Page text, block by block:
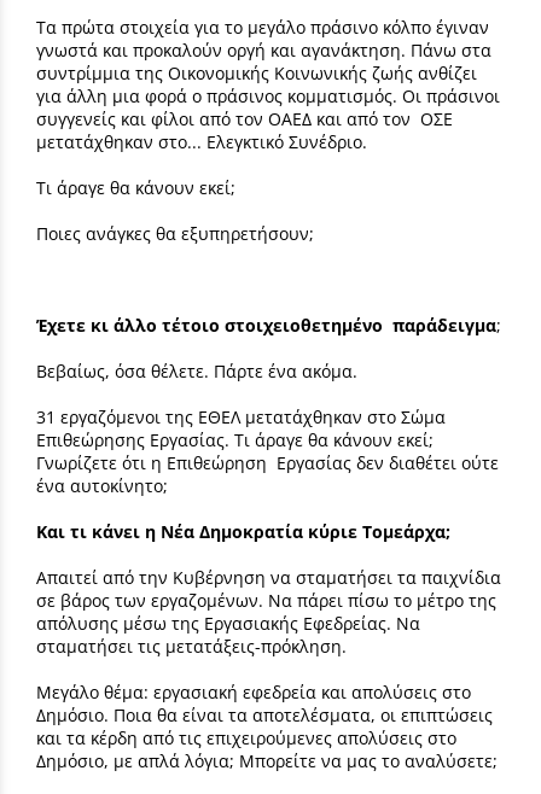
Τα πρώτα στοιχεία για το μεγάλο πράσινο κόλπο έγιναν
γνωστά και προκαλούν οργή και αγανάκτηση. Πάνω στα
συντρίμμια της Οικονομικής Κοινωνικής ζωής ανθίζει
για άλλη μια φορά ο πράσινος κομματισμός. Οι πράσινοι
συγγενείς και φίλοι από τον ΟΑΕΔ και από τον ΟΣΕ
μετατάχθηκαν στο... Ελεγκτικό Συνέδριο.
Τι άραγε θα κάνουν εκεί;
Ποιες ανάγκες θα εξυπηρετήσουν;
Έχετε κι άλλο τέτοιο στοιχειοθετημένο παράδειγμα;
Βεβαίως, όσα θέλετε. Πάρτε ένα ακόμα.
31 εργαζόμενοι της ΕΘΕΛ μετατάχθηκαν στο Σώμα
Επιθεώρησης Εργασίας. Τι άραγε θα κάνουν εκεί;
Γνωρίζετε ότι η Επιθεώρηση Εργασίας δεν διαθέτει ούτε
ένα αυτοκίνητο;
Και τι κάνει η Νέα Δημοκρατία κύριε Τομεάρχα;
Απαιτεί από την Κυβέρνηση να σταματήσει τα παιχνίδια
σε βάρος των εργαζομένων. Να πάρει πίσω το μέτρο της
απόλυσης μέσω της Εργασιακής Εφεδρείας. Να
σταματήσει τις μετατάξεις-πρόκληση.
Μεγάλο θέμα: εργασιακή εφεδρεία και απολύσεις στο
Δημόσιο. Ποια θα είναι τα αποτελέσματα, οι επιπτώσεις
και τα κέρδη από τις επιχειρούμενες απολύσεις στο
Δημόσιο, με απλά λόγια; Μπορείτε να μας το αναλύσετε;